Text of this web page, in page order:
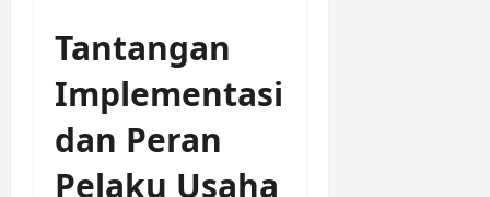
Tantangan
Implementasi
dan Peran
Pelaku Usaha